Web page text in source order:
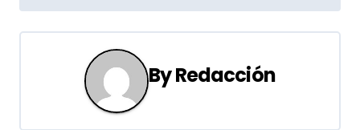
e
c
ByRedacción